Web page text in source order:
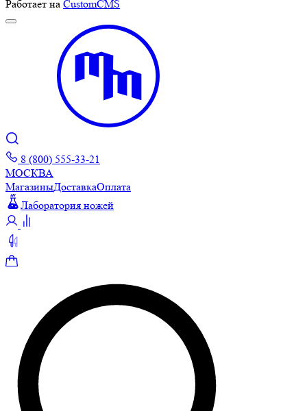
Работает на CustomCMS
8 (800) 555-33-21
МОСКВА
МагазиныДоставкаОплата
Лаборатория ножей